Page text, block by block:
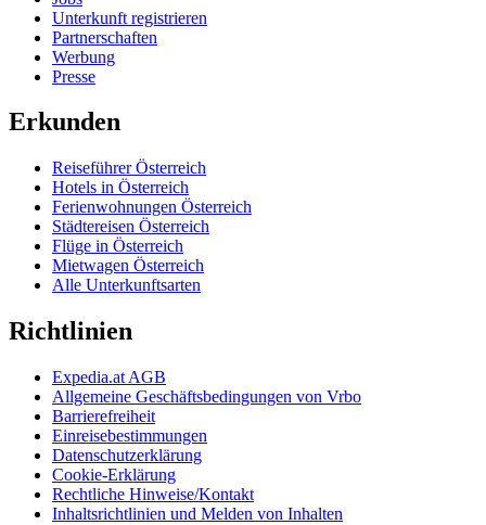
Unterkunft registrieren
Partnerschaften
Werbung
Presse
Erkunden
Reiseführer Österreich
Hotels in Österreich
Ferienwohnungen Österreich
Städtereisen Österreich
Flüge in Österreich
Mietwagen Österreich
Alle Unterkunftsarten
Richtlinien
Expedia.at AGB
Allgemeine Geschäftsbedingungen von Vrbo
Barrierefreiheit
Einreisebestimmungen
Datenschutzerklärung
Cookie-Erklärung
Rechtliche Hinweise/Kontakt
Inhaltsrichtlinien und Melden von Inhalten